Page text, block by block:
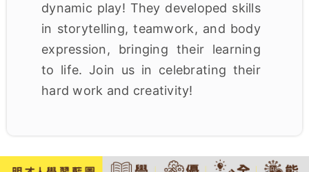
dynamic play! They developed skills
in storytelling, teamwork, and body
expression, bringing their learning
to life. Join us in celebrating their
hard work and creativity!